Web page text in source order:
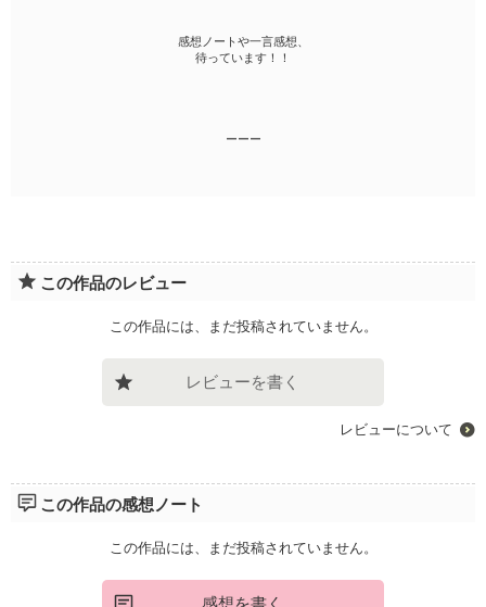
感想ノートや一言感想、
待っています！！
ーーー
この作品のレビュー
この作品には、まだ投稿されていません。
レビューを書く
レビューについて
この作品の感想ノート
この作品には、まだ投稿されていません。
感想を書く